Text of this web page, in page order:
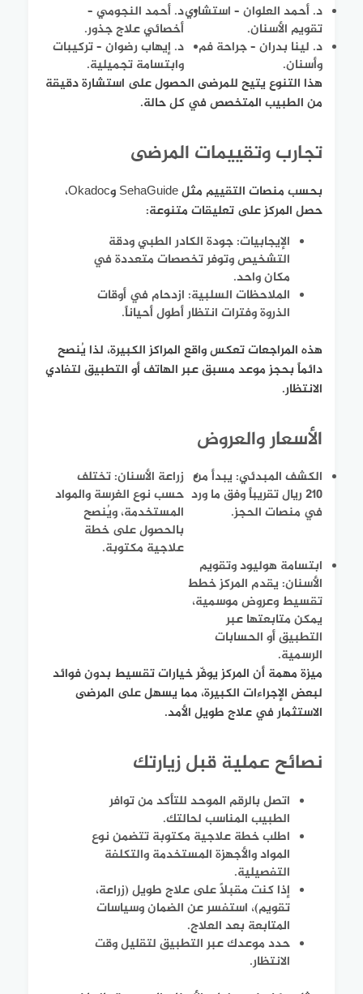
د. أحمد العلوان – استشاري
تقويم الأسنان.
د. أحمد النجومي –
أخصائي علاج جذور.
د. لينا بدران – جراحة فم
وأسنان.
د. إيهاب رضوان – تركيبات
وابتسامة تجميلية.
هذا التنوع يتيح للمرضى الحصول على استشارة دقيقة
من الطبيب المتخصص في كل حالة.
تجارب وتقييمات المرضى
بحسب منصات التقييم مثل SehaGuide وOkadoc،
حصل المركز على تعليقات متنوعة:
الإيجابيات: جودة الكادر الطبي ودقة
التشخيص وتوفر تخصصات متعددة في
مكان واحد.
الملاحظات السلبية: ازدحام في أوقات
الذروة وفترات انتظار أطول أحياناً.
هذه المراجعات تعكس واقع المراكز الكبيرة، لذا يُنصح
دائماً بحجز موعد مسبق عبر الهاتف أو التطبيق لتفادي
الانتظار.
الأسعار والعروض
الكشف المبدئي: يبدأ من
210 ريال تقريباً وفق ما ورد
في منصات الحجز.
زراعة الأسنان: تختلف
حسب نوع الغرسة والمواد
المستخدمة، ويُنصح
بالحصول على خطة
علاجية مكتوبة.
ابتسامة هوليود وتقويم
الأسنان: يقدم المركز خطط
تقسيط وعروض موسمية،
يمكن متابعتها عبر
التطبيق أو الحسابات
الرسمية.
ميزة مهمة أن المركز يوفّر خيارات تقسيط بدون فوائد
لبعض الإجراءات الكبيرة، مما يسهل على المرضى
الاستثمار في علاج طويل الأمد.
نصائح عملية قبل زيارتك
اتصل بالرقم الموحد للتأكد من توافر
الطبيب المناسب لحالتك.
اطلب خطة علاجية مكتوبة تتضمن نوع
المواد والأجهزة المستخدمة والتكلفة
التفصيلية.
إذا كنت مقبلاً على علاج طويل (زراعة،
تقويم)، استفسر عن الضمان وسياسات
المتابعة بعد العلاج.
حدد موعدك عبر التطبيق لتقليل وقت
الانتظار.